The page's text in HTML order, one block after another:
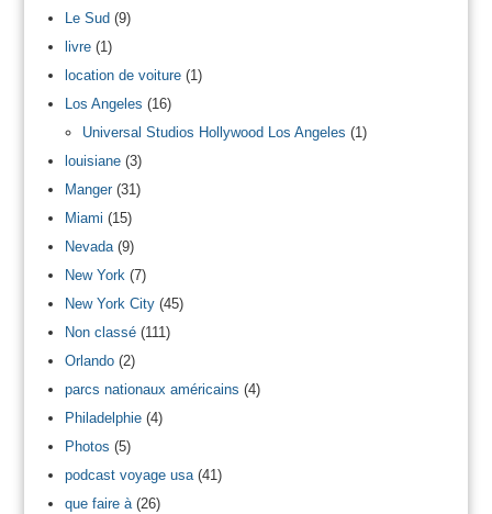
Le Sud (9)
livre(1)
location de voiture(1)
Los Angeles (16)
Universal Studios Hollywood Los Angeles (1)
louisiane(3)
Manger(31)
Miami (15)
Nevada(9)
New York(7)
New York City(45)
Non classé(111)
Orlando(2)
parcs nationaux américains (4)
Philadelphie(4)
Photos (5)
podcast voyage usa(41)
que faire à(26)